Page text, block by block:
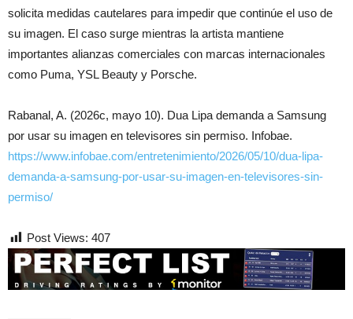
solicita medidas cautelares para impedir que continúe el uso de
su imagen. El caso surge mientras la artista mantiene
importantes alianzas comerciales con marcas internacionales
como Puma, YSL Beauty y Porsche.
Rabanal, A. (2026c, mayo 10). Dua Lipa demanda a Samsung
por usar su imagen en televisores sin permiso. Infobae.
https://www.infobae.com/entretenimiento/2026/05/10/dua-lipa-
demanda-a-samsung-por-usar-su-imagen-en-televisores-sin-
permiso/
Post Views: 407